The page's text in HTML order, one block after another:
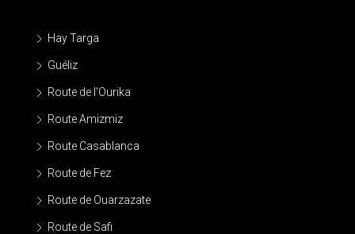
Hay Targa
Guéliz
Route de l'Ourika
Route Amizmiz
Route Casablanca
Route de Fez
Route de Ouarzazate
Route de Safi